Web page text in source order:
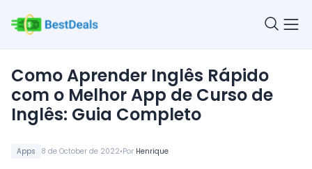
Apps 8 de October de 2022•Por Henrique
Como Aprender Inglês Rápido
com o Melhor App de Curso de
Inglês: Guia Completo